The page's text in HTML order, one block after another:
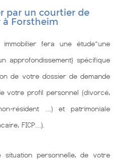
par un courtier de
Forstheim
fera une étude~une
approfondissement} spécifique
de votre dossier de demande
votre profil personnel (divorcé,
résident …) et patrimoniale
FICP…).
situation personnelle, de votre